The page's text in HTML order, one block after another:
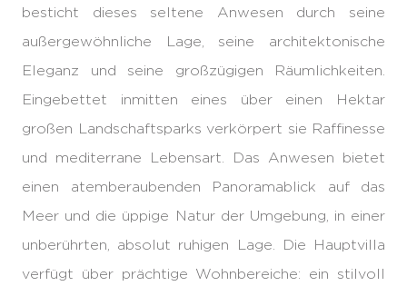
besticht dieses seltene Anwesen durch seine
außergewöhnliche Lage, seine architektonische
Eleganz und seine großzügigen Räumlichkeiten.
Eingebettet inmitten eines über einen Hektar
großen Landschaftsparks verkörpert sie Raffinesse
und mediterrane Lebensart. Das Anwesen bietet
einen atemberaubenden Panoramablick auf das
Meer und die üppige Natur der Umgebung, in einer
unberührten, absolut ruhigen Lage. Die Hauptvilla
verfügt über prächtige Wohnbereiche: ein stilvoll